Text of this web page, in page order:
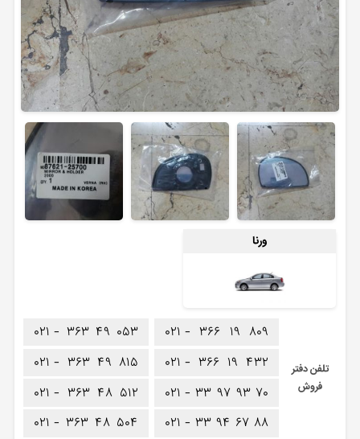
ورنا
تلفن دفتر
فروش
۰۲۱ - ۳۶۶ ۱۹ ۸۰۹
۰۲۱ - ۳۶۶ ۱۹ ۴۳۲
۰۲۱ - ۳۳ ۹۷ ۹۳ ۷۰
۰۲۱ - ۳۳ ۹۴ ۶۷ ۸۸
۰۲۱ - ۳۶۳ ۴۹ ۰۵۳
۰۲۱ - ۳۶۳ ۴۹ ۸۱۵
۰۲۱ - ۳۶۳ ۴۸ ۵۱۲
۰۲۱ - ۳۶۳ ۴۸ ۵۰۴